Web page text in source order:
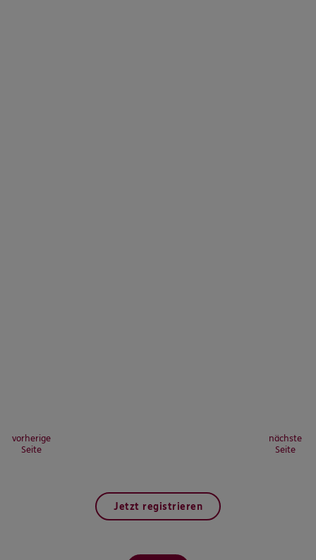
vorherige
Seite
nächste
Seite
Jetzt registrieren